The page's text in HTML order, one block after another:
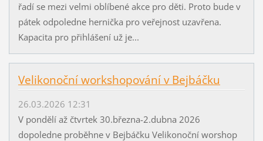
řadí se mezi velmi oblíbené akce pro děti. Proto bude v
pátek odpoledne hernička pro veřejnost uzavřena.
Kapacita pro přihlášení už je...
Velikonoční workshopování v Bejbáčku
26.03.2026 12:31
V pondělí až čtvrtek 30.března-2.dubna 2026
dopoledne proběhne v Bejbáčku Velikonoční worshop